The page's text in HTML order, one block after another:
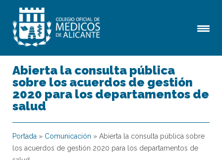
Abierta la consulta pública
sobre los acuerdos de gestión
2020 para los departamentos de
salud
Portada » Comunicación » Abierta la consulta pública sobre
los acuerdos de gestión 2020 para los departamentos de